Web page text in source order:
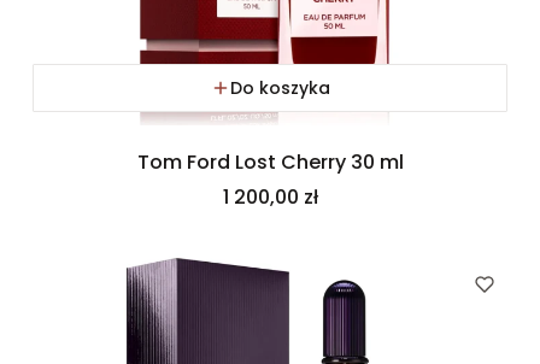
Do koszyka
Tom Ford Lost Cherry 30 ml
Cena
1 200,00 zł